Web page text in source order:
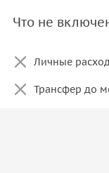
Что не
Личные
Трансфер до